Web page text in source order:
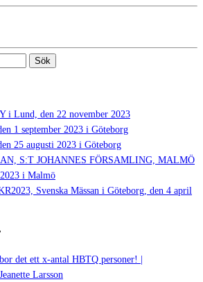
i Lund, den 22 november 2023
1 september 2023 i Göteborg
25 augusti 2023 i Göteborg
S:T JOHANNES FÖRSAMLING, MALMÖ
i Malmö
Svenska Mässan i Göteborg, den 4 april
det ett x-antal HBTQ personer! |
Jeanette Larsson